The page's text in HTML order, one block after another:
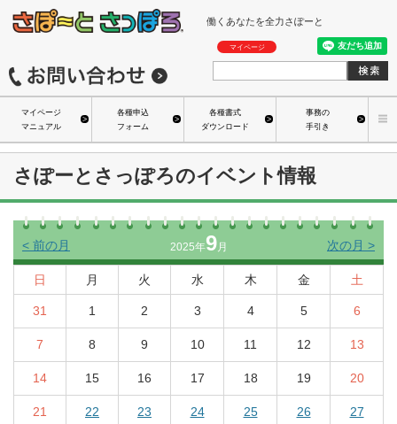
働くあなたを全力さぽーと
マイページ
マイページ
マニュアル
各種申込
フォーム
各種書式
ダウンロード
事務の
手引き
さぽーとさっぽろのイベント情報
2025年9月
日 月 火 水 木 金 土
31 1 2 3 4 5 6
7 8 9 10 11 12 13
14 15 16 17 18 19 20
21 22 23 24 25 26 27
< 前の月 次の月 >